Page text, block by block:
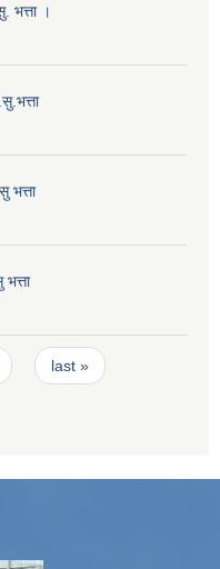
भत्ता ।
भत्ता
last »